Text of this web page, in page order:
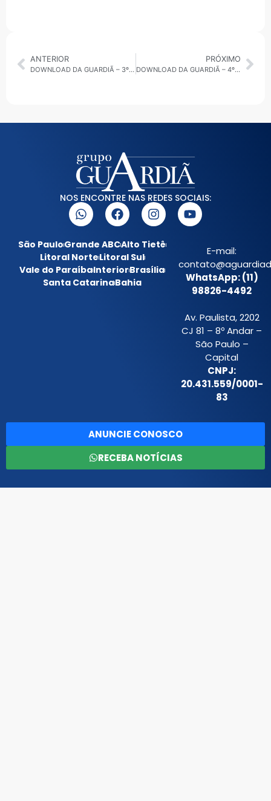
ANTERIOR
DOWNLOAD DA GUARDIÃ – 3º 30 MINUTOS – 05.05.25 • SÃO PAULO
PRÓXIMO
DOWNLOAD DA GUARDIÃ – 4º 30 MINUTOS – 05.05.25 • BRASIL E GRANDE ABC
NOS ENCONTRE NAS REDES SOCIAIS:
São PauloGrande ABCAlto Tietê
Litoral NorteLitoral Sul
Vale do ParaíbaInteriorBrasília
Santa CatarinaBahia
E-mail:
WhatsApp: (11)
98826-4492
Av. Paulista, 2202
CJ 81 – 8º Andar –
São Paulo –
Capital
CNPJ:
20.431.559/0001-
83
ANUNCIE CONOSCO
RECEBA NOTÍCIAS